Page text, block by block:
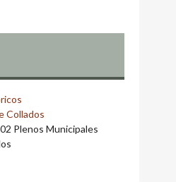
Collados
Plenos Municipales